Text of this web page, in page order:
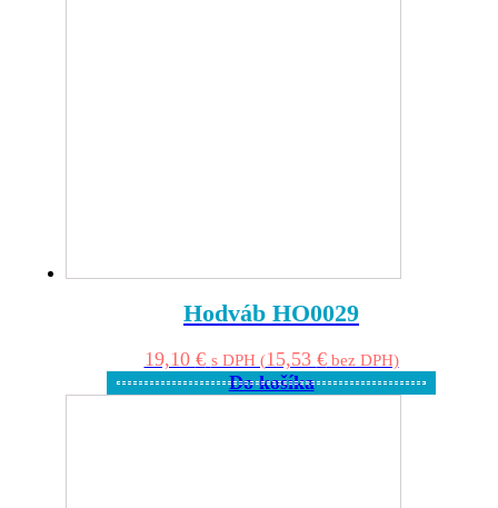
Hodváb HO0029
19,10 € s DPH (15,53 €bez DPH)
Do košíka